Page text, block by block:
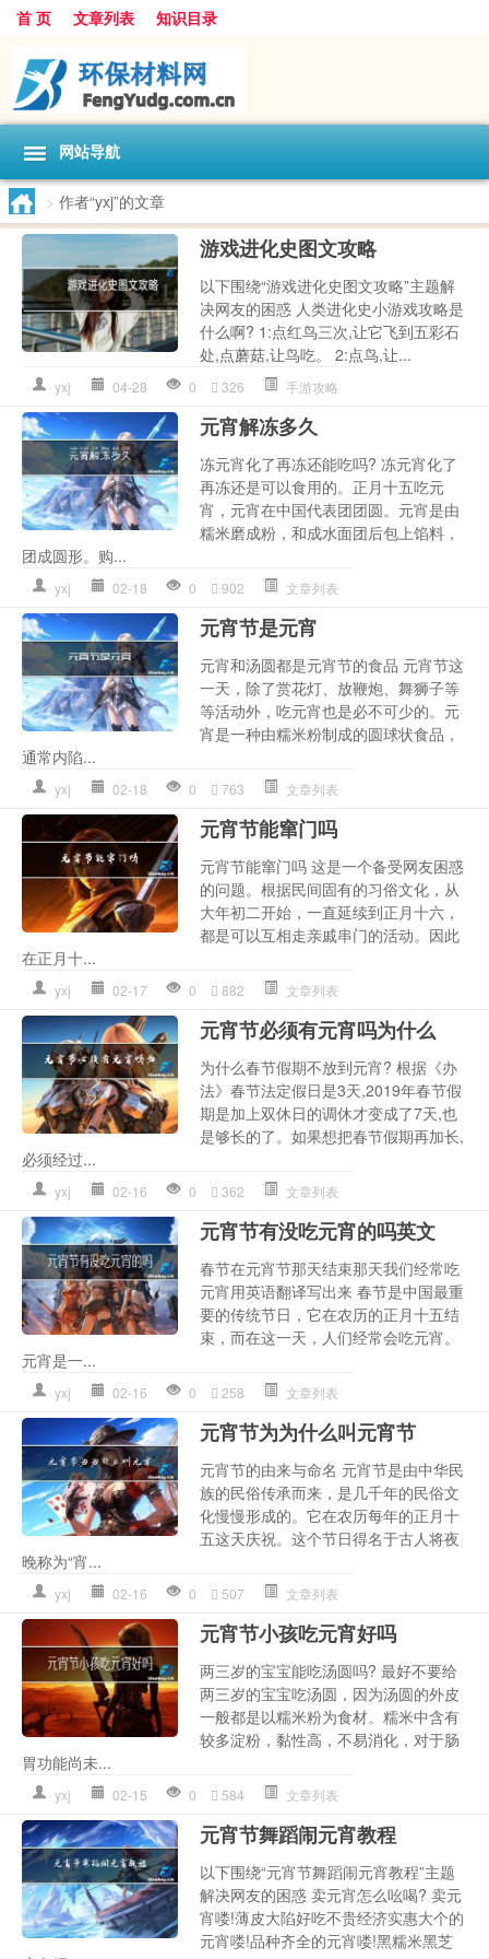
首 页 文章列表 知识目录
网站导航
> 作者“yxj”的文章
游戏进化史图文攻略
以下围绕“游戏进化史图文攻略”主题解
决网友的困惑 人类进化史小游戏攻略是
什么啊? 1:点红鸟三次,让它飞到五彩石
处,点蘑菇,让鸟吃。 2:点鸟,让...
yxj 04-28 0 326 手游攻略
元宵解冻多久
冻元宵化了再冻还能吃吗? 冻元宵化了
再冻还是可以食用的。正月十五吃元
宵，元宵在中国代表团团圆。元宵是由
糯米磨成粉，和成水面团后包上馅料，
团成圆形。购...
yxj 02-18 0 902 文章列表
元宵节是元宵
元宵和汤圆都是元宵节的食品 元宵节这
一天，除了赏花灯、放鞭炮、舞狮子等
等活动外，吃元宵也是必不可少的。元
宵是一种由糯米粉制成的圆球状食品，
通常内陷...
yxj 02-18 0 763 文章列表
元宵节能窜门吗
元宵节能窜门吗 这是一个备受网友困惑
的问题。根据民间固有的习俗文化，从
大年初二开始，一直延续到正月十六，
都是可以互相走亲戚串门的活动。因此
在正月十...
yxj 02-17 0 882 文章列表
元宵节必须有元宵吗为什么
为什么春节假期不放到元宵? 根据《办
法》春节法定假日是3天,2019年春节假
期是加上双休日的调休才变成了7天,也
是够长的了。如果想把春节假期再加长,
必须经过...
yxj 02-16 0 362 文章列表
元宵节有没吃元宵的吗英文
春节在元宵节那天结束那天我们经常吃
元宵用英语翻译写出来 春节是中国最重
要的传统节日，它在农历的正月十五结
束，而在这一天，人们经常会吃元宵。
元宵是一...
yxj 02-16 0 258 文章列表
元宵节为为什么叫元宵节
元宵节的由来与命名 元宵节是由中华民
族的民俗传承而来，是几千年的民俗文
化慢慢形成的。它在农历每年的正月十
五这天庆祝。这个节日得名于古人将夜
晚称为“宵...
yxj 02-16 0 507 文章列表
元宵节小孩吃元宵好吗
两三岁的宝宝能吃汤圆吗? 最好不要给
两三岁的宝宝吃汤圆，因为汤圆的外皮
一般都是以糯米粉为食材。糯米中含有
较多淀粉，黏性高，不易消化，对于肠
胃功能尚未...
yxj 02-15 0 584 文章列表
元宵节舞蹈闹元宵教程
以下围绕“元宵节舞蹈闹元宵教程”主题
解决网友的困惑 卖元宵怎么吆喝? 卖元
宵喽!薄皮大陷好吃不贵经济实惠大个的
元宵喽!品种齐全的元宵喽!黑糯米黑芝